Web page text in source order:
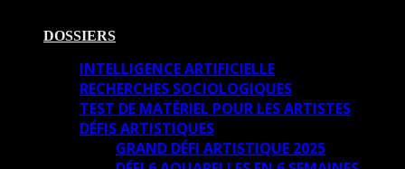
DOSSIERS
INTELLIGENCE ARTIFICIELLE
RECHERCHES SOCIOLOGIQUES
TEST DE MATÉRIEL POUR LES ARTISTES
DÉFIS ARTISTIQUES
GRAND DÉFI ARTISTIQUE 2025